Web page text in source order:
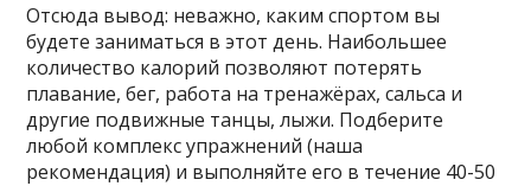
Отсюда вывод: неважно, каким спортом вы
будете заниматься в этот день. Наибольшее
количество калорий позволяют потерять
плавание, бег, работа на тренажёрах, сальса и
другие подвижные танцы, лыжи. Подберите
любой комплекс упражнений (наша
рекомендация) и выполняйте его в течение 40-50